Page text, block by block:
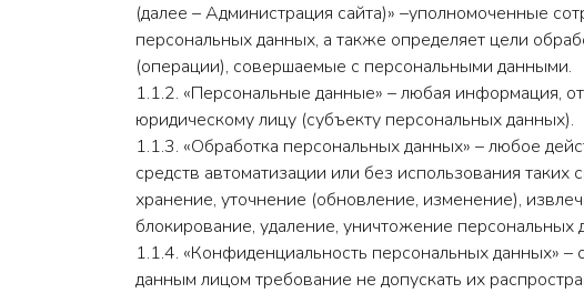
(далее – Администрация сайта)» –уполномоченные
персональных данных, а также определяет цели
(операции), совершаемые с персональными данными.
1.1.2. «Персональные данные» – любая информация,
юридическому лицу (субъекту персональных данных).
1.1.3. «Обработка персональных данных» – любое
средств автоматизации или без использования
хранение, уточнение (обновление, изменение),
блокирование, удаление, уничтожение персональных
1.1.4. «Конфиденциальность персональных данных»
данным лицом требование не допускать их